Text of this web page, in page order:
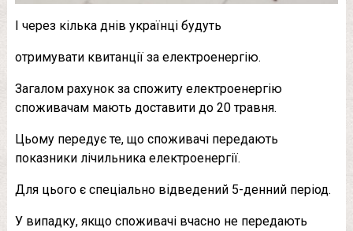
І через кілька днів українці будуть
отримувати квитанції за електроенергію.
Загалом рахунок за спожиту електроенергію
споживачам мають доставити до 20 травня.
Цьому передує те, що споживачі передають
показники лічильника електроенергії.
Для цього є спеціально відведений 5-денний період.
У випадку, якщо споживачі вчасно не передають